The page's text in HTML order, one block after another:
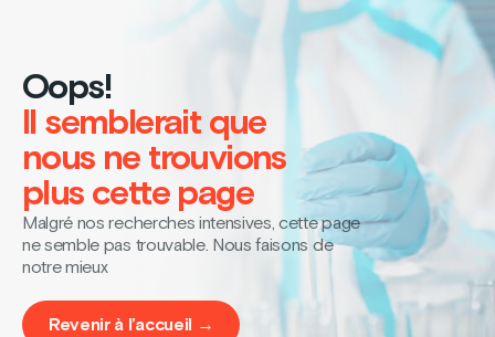
Oops!
Il semblerait que
nous ne trouvions
plus cette page
Malgré nos recherches intensives, cette page
ne semble pas trouvable. Nous faisons de
notre mieux
Revenir à l’accueil →